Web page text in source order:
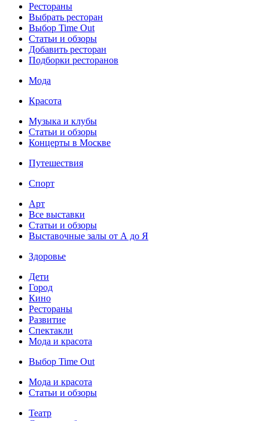
Рестораны
Выбрать ресторан
Выбор Time Out
Статьи и обзоры
Добавить ресторан
Подборки ресторанов
Мода
Красота
Музыка и клубы
Статьи и обзоры
Концерты в Москве
Путешествия
Спорт
Арт
Все выставки
Статьи и обзоры
Выставочные залы от А до Я
Здоровье
Дети
Город
Кино
Рестораны
Развитие
Спектакли
Мода и красота
Выбор Time Out
Мода и красота
Статьи и обзоры
Театр